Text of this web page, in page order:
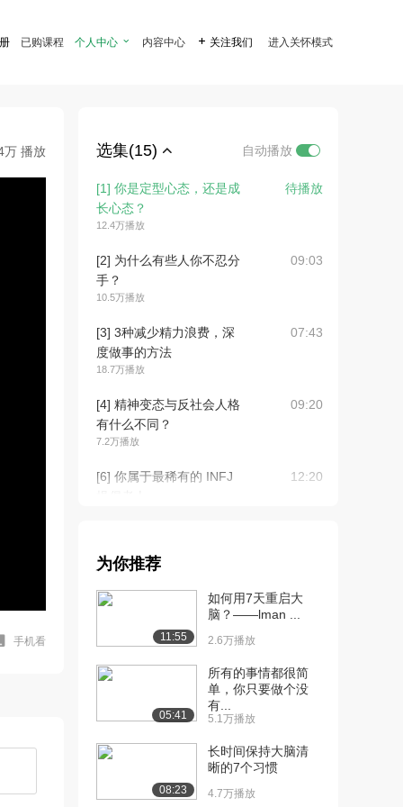
已购课程 个人中心  内容中心  关注我们 进入关怀模式
万 播放
手机看
选集(15) 自动播放
[1] 你是定型心态，还是成
长心态？
12.4万播放
待播放
[2] 为什么有些人你不忍分
手？
10.5万播放
09:03
[3] 3种减少精力浪费，深
度做事的方法
18.7万播放
07:43
[4] 精神变态与反社会人格
有什么不同？
7.2万播放
09:20
[6] 你属于最稀有的 INFJ
12:20
11.3万播放
[8] 如何把握好今天？ 07:29
理技巧
[10] 高效率学习的11条黄
金法则
23.7万播放
[11] 塞内加：如何创造你
为你推荐
11:55
如何用7天重启大
脑？——lman ...
2.6万播放
05:41
所有的事情都很简
单，你只要做个没
有...
5.1万播放
08:23
长时间保持大脑清
晰的7个习惯
4.7万播放